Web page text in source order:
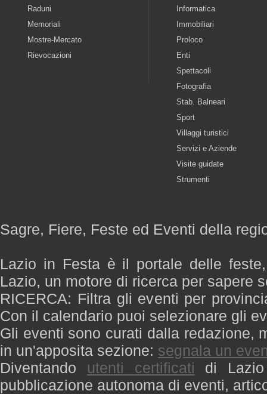
Raduni
Memoriali
Mostre-Mercato
Rievocazioni
Informatica
Immobiliari
Proloco
Enti
Spettacoli
Fotografia
Stab. Balneari
Sport
Villaggi turistici
Servizi e Aziende
Visite guidate
Strumenti
Sagre, Fiere, Feste ed Eventi della
Lazio in Festa è il portale delle
Lazio, un motore di ricerca per sapere
RICERCA: Filtra gli eventi per
Con il calendario puoi selezionare gli
Gli eventi sono curati dalla redazione,
in un'apposita sezione: segnala un
Diventando utenti certificati di
pubblicazione autonoma di eventi,